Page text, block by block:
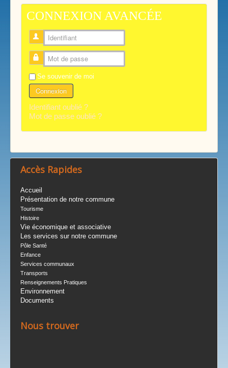
CONNEXION AVANCÉE
Identifiant
Mot de passe
Se souvenir de moi
Connexion
Identifiant oublié ?
Mot de passe oublié ?
Accès Rapides
Accueil
Présentation de notre commune
Tourisme
Histoire
Vie économique et associative
Les services sur notre commune
Pôle Santé
Enfance
Services communaux
Transports
Renseignements Pratiques
Environnement
Documents
Nous trouver